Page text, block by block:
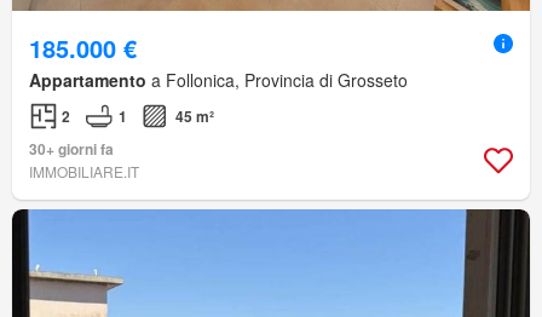
185.000 €
Appartamento a Follonica, Provincia di Grosseto
2 1
45 m²
30+ giorni fa
IMMOBILIARE.IT